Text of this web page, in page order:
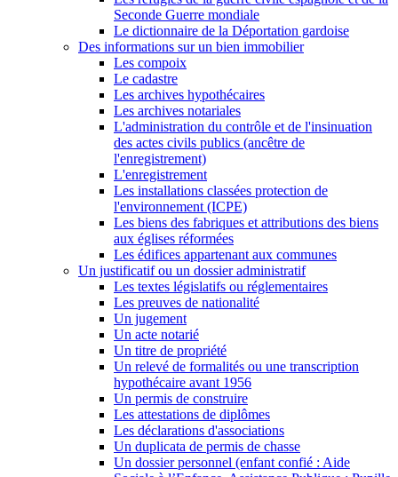
Seconde Guerre mondiale
Le dictionnaire de la Déportation gardoise
Des informations sur un bien immobilier
Les compoix
Le cadastre
Les archives hypothécaires
Les archives notariales
L'administration du contrôle et de l'insinuation
des actes civils publics (ancêtre de
l'enregistrement)
L'enregistrement
Les installations classées protection de
l'environnement (ICPE)
Les biens des fabriques et attributions des biens
aux églises réformées
Les édifices appartenant aux communes
Un justificatif ou un dossier administratif
Les textes législatifs ou réglementaires
Les preuves de nationalité
Un jugement
Un acte notarié
Un titre de propriété
Un relevé de formalités ou une transcription
hypothécaire avant 1956
Un permis de construire
Les attestations de diplômes
Les déclarations d'associations
Un duplicata de permis de chasse
Un dossier personnel (enfant confié : Aide